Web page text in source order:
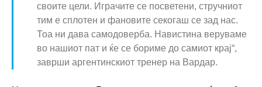
e
своите цели. Играчите се посветени, стручниот
тим е сплотен и фановите секогаш се зад нас.
Тоа ни дава самодоверба. Навистина веруваме
во нашиот пат и ќе се бориме до самиот крај“,
заврши аргентинскиот тренер на Вардар.